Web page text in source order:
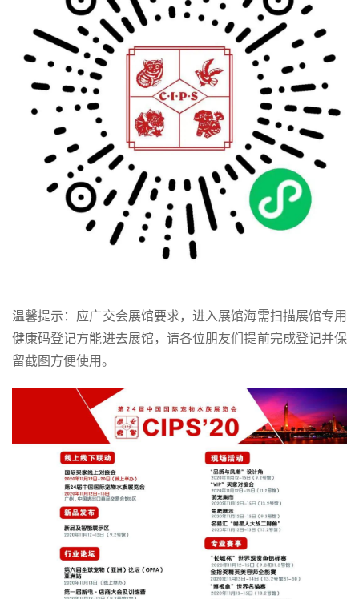
温馨提示：应广交会展馆要求，进入展馆海需扫描展馆专用
健康码登记方能进去展馆，请各位朋友们提前完成登记并保
留截图方便使用。